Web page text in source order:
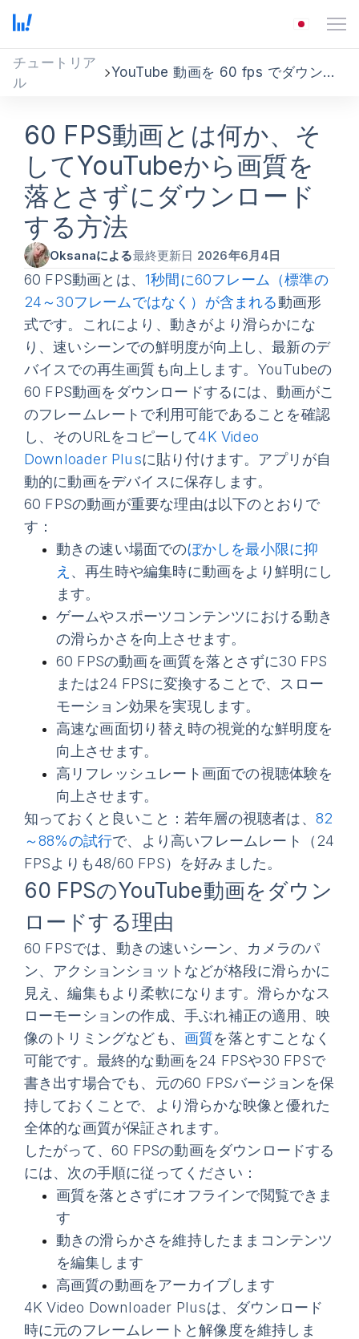
チュートリア
ル
YouTube 動画を 60 fps でダウンロード
60 FPS動画とは何か、そ
してYouTubeから画質を
落とさずにダウンロード
する方法
Oksanaによる最終更新日 2026年6月4日
60 FPS動画とは、1秒間に60フレーム（標準の
24～30フレームではなく）が含まれる動画形
式です。これにより、動きがより滑らかにな
り、速いシーンでの鮮明度が向上し、最新のデ
バイスでの再生画質も向上します。YouTubeの
60 FPS動画をダウンロードするには、動画がこ
のフレームレートで利用可能であることを確認
し、そのURLをコピーして4K Video
Downloader Plusに貼り付けます。アプリが自
動的に動画をデバイスに保存します。
60 FPSの動画が重要な理由は以下のとおりで
す：
動きの速い場面でのぼかしを最小限に抑
え 、再生時や編集時に動画をより鮮明にし
ます。
ゲームやスポーツコンテンツにおける動き
の滑らかさを向上させます。
60 FPSの動画を画質を落とさずに30 FPS
または24 FPSに変換することで、スロー
モーション効果を実現します。
高速な画面切り替え時の視覚的な鮮明度を
向上させます。
高リフレッシュレート画面での視聴体験を
向上させます。
知っておくと良いこと ：若年層の視聴者は、 82
～88%の試行で、より高いフレームレート（24
FPSよりも48/60 FPS）を好みました。
60 FPSのYouTube動画をダウン
ロードする理由
60 FPSでは、動きの速いシーン、カメラのパ
ン、アクションショットなどが格段に滑らかに
見え、編集もより柔軟になります。滑らかなス
ローモーションの作成、手ぶれ補正の適用、映
像のトリミングなども、 画質を落とすことなく
可能です。最終的な動画を24 FPSや30 FPSで
書き出す場合でも、元の60 FPSバージョンを保
持しておくことで、より滑らかな映像と優れた
全体的な画質が保証されます。
したがって、60 FPSの動画をダウンロードする
には、次の手順に従ってください：
画質を落とさずにオフラインで閲覧できま
す
動きの滑らかさを維持したままコンテンツ
を編集します
高画質の動画をアーカイブします
4K Video Downloader Plusは、ダウンロード
時に元のフレームレートと解像度を維持しま